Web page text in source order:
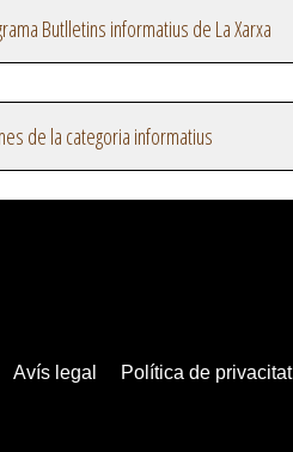
Butlletins informatius de La Xarxa
de la categoria informatius
Avís legal Política de privacitat